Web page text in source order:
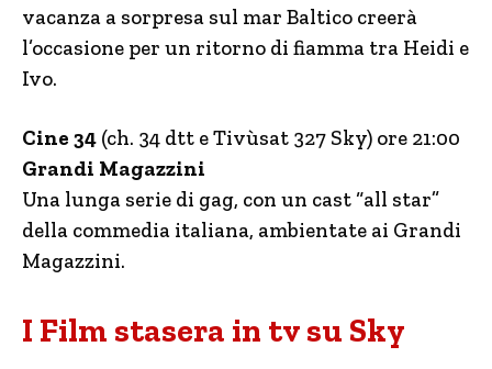
vacanza a sorpresa sul mar Baltico creerà
l’occasione per un ritorno di fiamma tra Heidi e
Ivo.
Cine 34 (ch. 34 dtt e Tivùsat 327 Sky) ore 21:00
Grandi Magazzini
Una lunga serie di gag, con un cast “all star”
della commedia italiana, ambientate ai Grandi
Magazzini.
I Film stasera in tv su Sky